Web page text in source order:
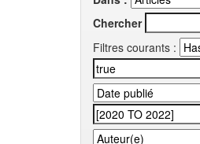
Chercher
Filtres courants :